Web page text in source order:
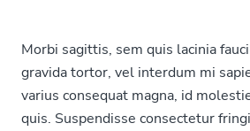
Morbi sagittis, sem quis lacinia
gravida tortor, vel interdum mi
varius consequat magna, id
quis. Suspendisse consectetur